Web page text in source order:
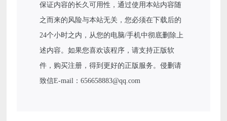
保证内容的长久可用性，通过使用本站内容随
之而来的风险与本站无关，您必须在下载后的
24个小时之内，从您的电脑/手机中彻底删除上
述内容。如果您喜欢该程序，请支持正版软
件，购买注册，得到更好的正版服务。侵删请
致信E-mail：656658883@qq.com